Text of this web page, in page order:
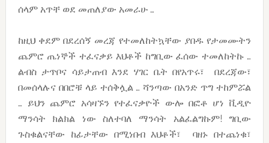
ሰላም አጥቸ ወደ መጠለያው አመራሁ …
ከዚህ ቀደም በደረሰኝ መረጃ የተመለከትኳቸው ያበዱ የታመሙትን
ጨምሮ ጤነኞች ተፈናቃይ እህቶች ከግቢው ፈሰው ተመለከትኩ …
ልብስ ታጥቦና ሳይታጠብ እንደ ሃገር ቤት በየአጥሩ፣ በደረጃው፣
በመሰላሉና በበሮቹ ላይ ተሰቅሏል … ሻንጣው በአንድ ጥግ ተከምሯል
… ይህን ጨምሮ አሳዛኙን የተፈናቃዮች ውሎ በፎቶ ሆነ ቪዲዮ
ማንሳት ክልክል ነው ስለተባለ ማንሳት አልፈልግኩም! ግቢው
ጉስቁልናቸው ከፊታቸው በሚነበብ እህቶች፣ ባዘኑ በተጨነቁ፣